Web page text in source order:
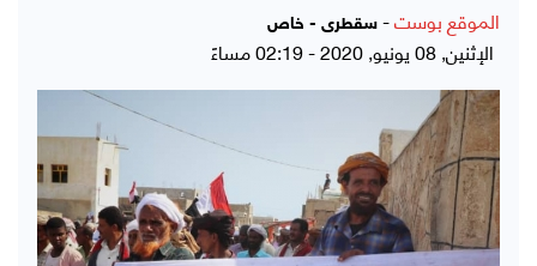
الموقع بوست- سقطرى - خاص
الإثنين, 08 يونيو, 2020 - 02:19 مساءً